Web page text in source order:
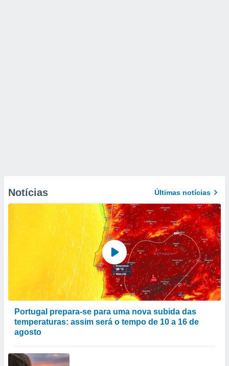
Notícias Últimas notícias
Portugal prepara-se para uma nova subida das
temperaturas: assim será o tempo de 10 a 16 de
agosto